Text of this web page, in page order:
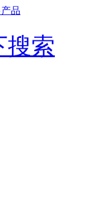
品
搜索